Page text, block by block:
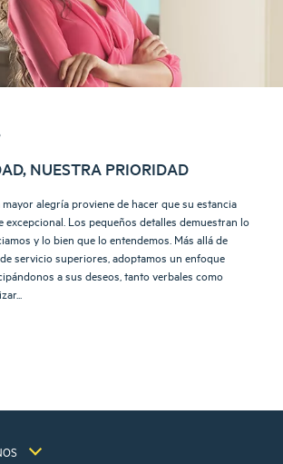
NUESTRA PRIORIDAD
mayor alegría proviene de hacer que su estancia
excepcional. Los pequeños detalles demuestran lo
y lo bien que lo entendemos. Más allá de
servicio superiores, adoptamos un enfoque
a sus deseos, tanto verbales como